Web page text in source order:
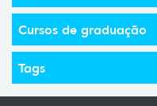
Cursos de graduação
Tags